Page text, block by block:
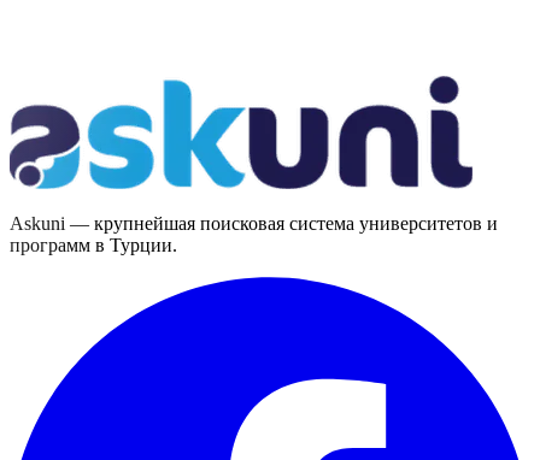
Askuni — крупнейшая поисковая система университетов и
программ в Турции.